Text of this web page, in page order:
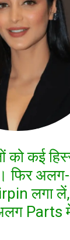
को कई
फिर
लगा
Parts